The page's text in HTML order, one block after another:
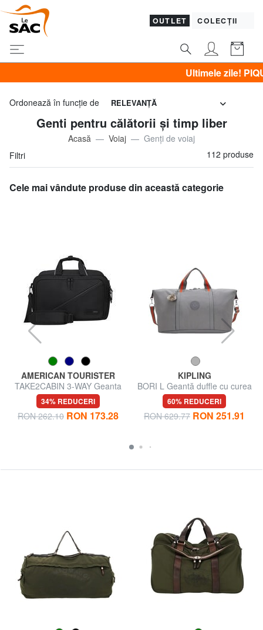
OUTLET COLECȚII
Ultimele zile! PIQUADRO, GUESS, YNOT,
Ordonează în funcţie de RELEVANŢĂ
Genti pentru călătorii și timp liber
Acasă Voiaj
Genți de voiaj
Filtri
112 produse
Cele mai vândute produse din această categorie
AMERICAN TOURISTER
TAKE2CABIN 3-WAY Geanta
rucsac sub scaun ok Ryanair
34% REDUCERI
RON 262.10 RON 173.28
KIPLING
BORI L Geantă duffle cu curea
de umăr
60% REDUCERI
RON 629.77 RON 251.91